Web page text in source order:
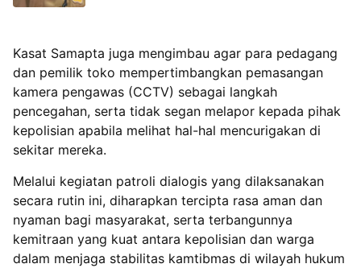
Kasat Samapta juga mengimbau agar para pedagang
dan pemilik toko mempertimbangkan pemasangan
kamera pengawas (CCTV) sebagai langkah
pencegahan, serta tidak segan melapor kepada pihak
kepolisian apabila melihat hal-hal mencurigakan di
sekitar mereka.
Melalui kegiatan patroli dialogis yang dilaksanakan
secara rutin ini, diharapkan tercipta rasa aman dan
nyaman bagi masyarakat, serta terbangunnya
kemitraan yang kuat antara kepolisian dan warga
dalam menjaga stabilitas kamtibmas di wilayah hukum